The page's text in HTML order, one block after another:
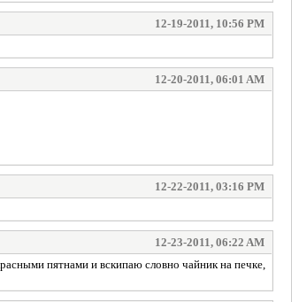
12-19-2011, 10:56 PM
12-20-2011, 06:01 AM
12-22-2011, 03:16 PM
12-23-2011, 06:22 AM
пятнами и вскипаю словно чайник на печке,